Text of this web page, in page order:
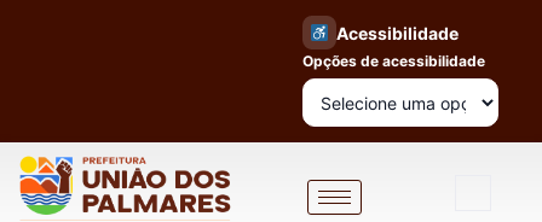
Acessibilidade
Opções de acessibilidade